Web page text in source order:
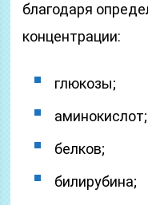
благодаря
концентрации:
глюкозы;
аминокислот;
белков;
билирубина;